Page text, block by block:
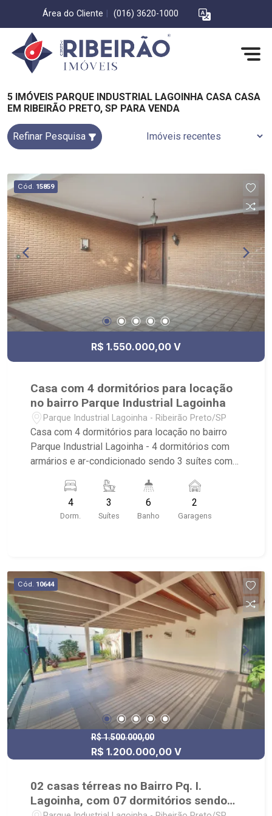
Área do Cliente (016) 3620-1000
5 IMÓVEIS PARQUE INDUSTRIAL LAGOINHA CASA CASA
EM RIBEIRÃO PRETO, SP PARA VENDA
Refinar Pesquisa
Cód. 15859
R$ 1.550.000,00 V
Casa com 4 dormitórios para locação
no bairro Parque Industrial Lagoinha
Parque Industrial Lagoinha - Ribeirão Preto/SP
Casa com 4 dormitórios para locação no bairro
Parque Industrial Lagoinha - 4 dormitórios com
armários e ar-condicionado sendo 3 suítes com
- 2 vagas cobertas - sala 2 ambientes - lavabo -
cozinha com armários - despensa com armários -
área de serviço com armários - dormitório de
Atacadão, Churrascaria Coxilha dos Pampas,
Pizzaria MaquePizza
4
Dorm.
3
Suítes
6
Banho
2
Garagens
Cód. 10644
R$ 1.500.000,00
R$ 1.200.000,00 V
02 casas térreas no Bairro Pq. I.
Lagoinha, com 07 dormitórios sendo